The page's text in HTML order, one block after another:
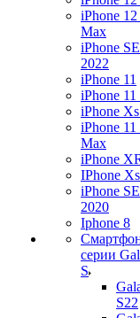
iPhone
Max
iPhone SE
2022
iPhone 11
iPhone 11
iPhone
iPhone 11
Max
iPhone
IPhone Xs
iPhone SE
2020
Iphone 8
серии
S
S22